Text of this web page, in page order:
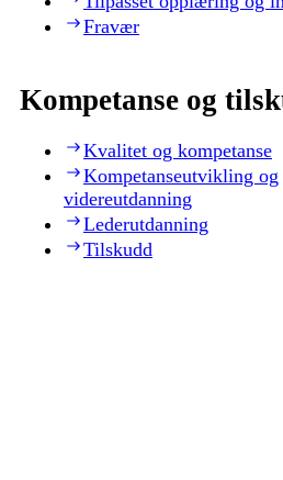
Fravær
Kompetanse og
Kvalitet og kompetanse
Kompetanseutvikling og
videreutdanning
Lederutdanning
Tilskudd